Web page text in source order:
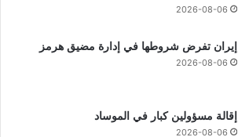
2026-08-06
إيران تفرض شروطها في إدارة مضيق هرمز
2026-08-06
إقالة مسؤولين كبار في الموساد
2026-08-06